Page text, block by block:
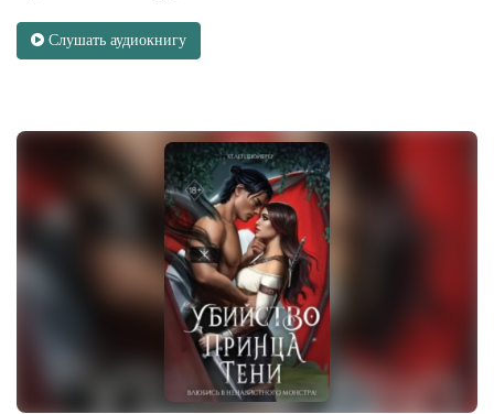
Слушать аудиокнигу